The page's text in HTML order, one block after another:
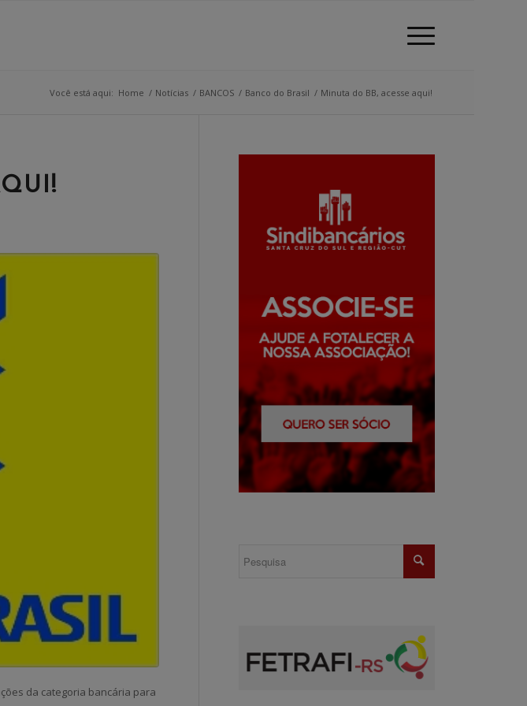
Você está aqui: Home / Notícias / BANCOS / Banco do Brasil / Minuta do BB, acesse aqui!
da categoria bancária para